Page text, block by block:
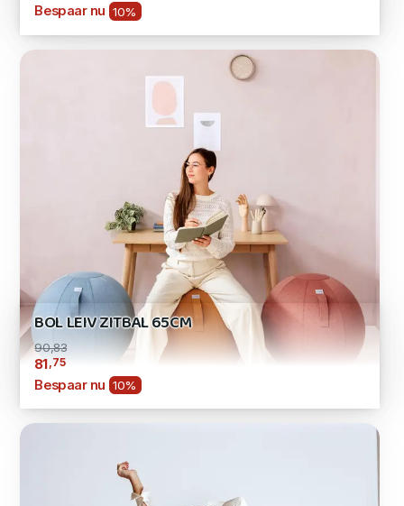
Bespaar nu 10%
BOL LEIV ZITBAL 65CM
90,83
81,75
Bespaar nu 10%